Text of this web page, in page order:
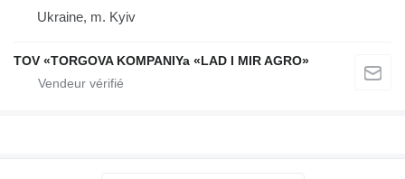
Ukraine, m. Kyiv
TOV «TORGOVA KOMPANIYa «LAD I MIR AGRO»